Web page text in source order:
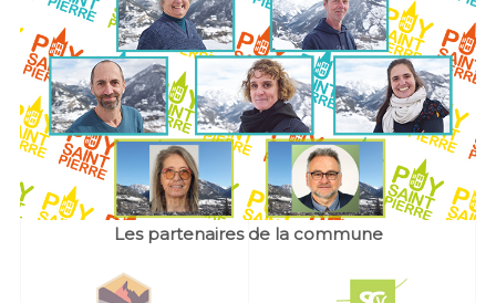
Les partenaires de la commune